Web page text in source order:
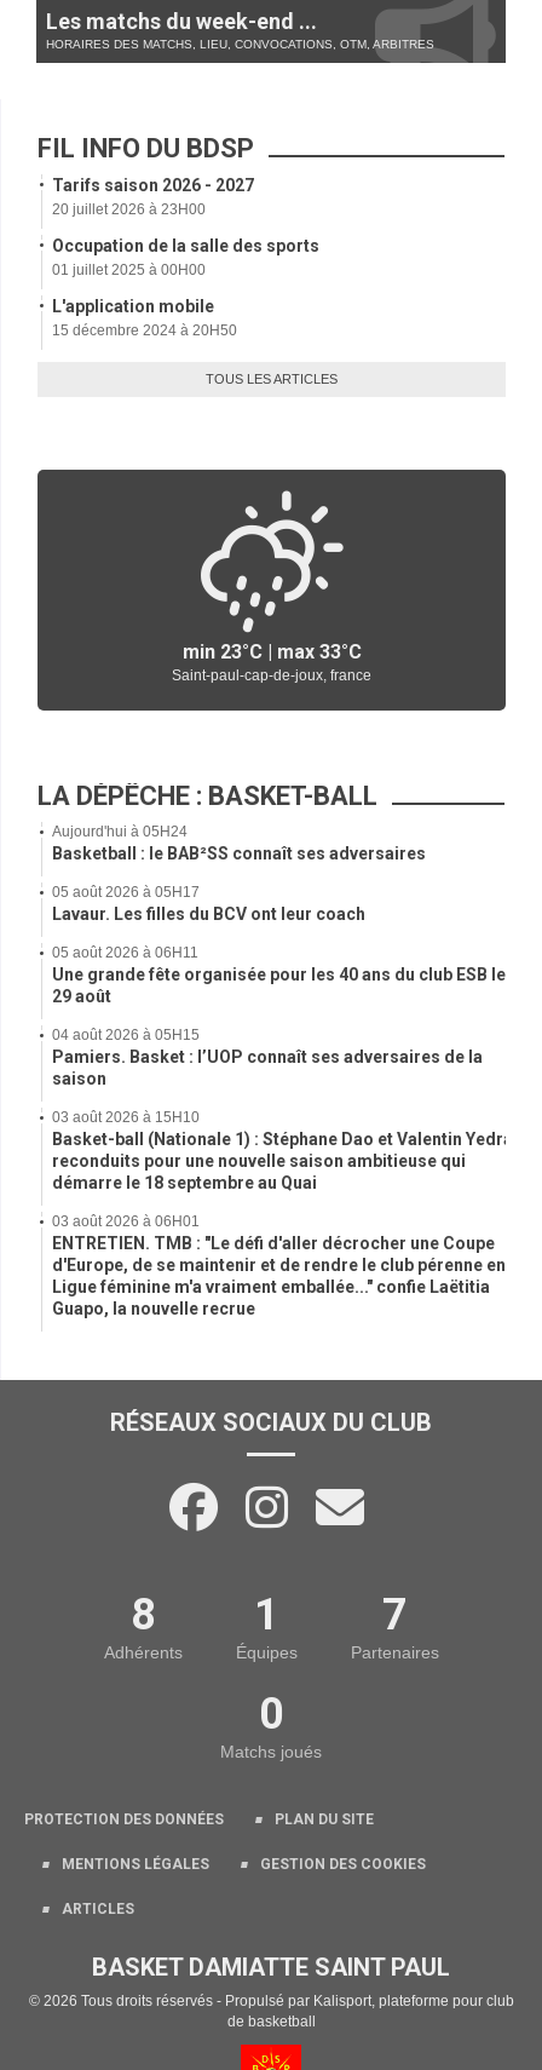
Les matchs du week-end ...
HORAIRES DES MATCHS, LIEU, CONVOCATIONS, OTM, ARBITRES
FIL INFO DU BDSP
Tarifs saison 2026 - 2027
20 juillet 2026 à 23H00
Occupation de la salle des sports
01 juillet 2025 à 00H00
L'application mobile
15 décembre 2024 à 20H50
TOUS LES ARTICLES
min 23°C | max 33°C
Saint-paul-cap-de-joux, france
LA DÉPÊCHE : BASKET-BALL
Aujourd'hui à 05H24
Basketball : le BAB²SS connaît ses adversaires
05 août 2026 à 05H17
Lavaur. Les filles du BCV ont leur coach
05 août 2026 à 06H11
Une grande fête organisée pour les 40 ans du club ESB le
29 août
04 août 2026 à 05H15
Pamiers. Basket : l’UOP connaît ses adversaires de la
saison
03 août 2026 à 15H10
Basket-ball (Nationale 1) : Stéphane Dao et Valentin Yedra
reconduits pour une nouvelle saison ambitieuse qui
démarre le 18 septembre au Quai
03 août 2026 à 06H01
ENTRETIEN. TMB : "Le défi d'aller décrocher une Coupe
d'Europe, de se maintenir et de rendre le club pérenne en
Ligue féminine m'a vraiment emballée..." confie Laëtitia
Guapo, la nouvelle recrue
RÉSEAUX SOCIAUX DU CLUB
8
Adhérents
1
Équipes
7
Partenaires
0
Matchs joués
PROTECTION DES DONNÉES PLAN DU SITE
MENTIONS LÉGALES GESTION DES COOKIES
ARTICLES
BASKET DAMIATTE SAINT PAUL
© 2026 Tous droits réservés - Propulsé par Kalisport, plateforme pour club
de basketball